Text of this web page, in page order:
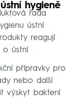
hygieně
řada
ústní
reagují
o ústní
přípravky pro
nebo další
výskyt bakterií